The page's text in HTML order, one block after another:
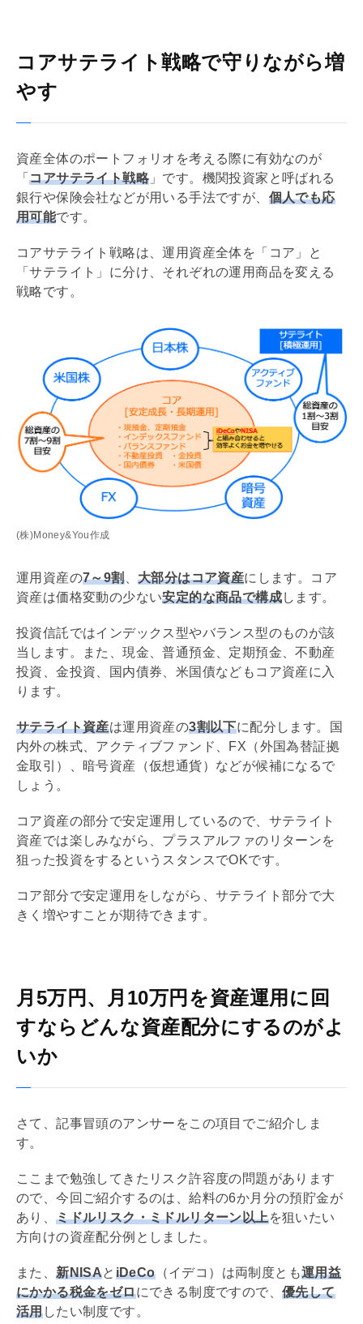
コアサテライト戦略で守りながら増
やす
資産全体のポートフォリオを考える際に有効なのが
「コアサテライト戦略 」です。機関投資家と呼ばれる
銀行や保険会社などが用いる手法ですが、 個人でも応
用可能です。
コアサテライト戦略は、運用資産全体を「コア」と
「サテライト」に分け、それぞれの運用商品を変える
戦略です。
(株)Money&You作成
運用資産の7～9割、大部分はコア資産にします。コア
資産は価格変動の少ない安定的な商品で構成します。
投資信託ではインデックス型やバランス型のものが該
当します。また、現金、普通預金、定期預金、不動産
投資、金投資、国内債券、米国債などもコア資産に入
ります。
サテライト資産は運用資産の3割以下に配分します。国
内外の株式、アクティブファンド、FX（外国為替証拠
金取引）、暗号資産（仮想通貨）などが候補になるで
しょう。
コア資産の部分で安定運用しているので、サテライト
資産では楽しみながら、プラスアルファのリターンを
狙った投資をするというスタンスでOKです。
コア部分で安定運用をしながら、サテライト部分で大
きく増やすことが期待できます。
月5万円、月10万円を資産運用に回
すならどんな資産配分にするのがよ
いか
さて、記事冒頭のアンサーをこの項目でご紹介しま
す。
ここまで勉強してきたリスク許容度の問題があります
ので、今回ご紹介するのは、給料の6か月分の預貯金が
あり、ミドルリスク・ミドルリターン以上を狙いたい
方向けの資産配分例としました。
また、新NISAと iDeCo（イデコ）は両制度とも運用益
にかかる税金をゼロにできる制度ですので、優先して
活用したい制度です。